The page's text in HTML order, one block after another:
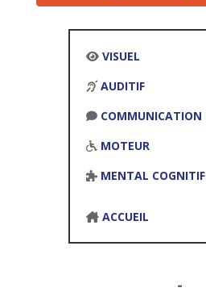
VISUEL
AUDITIF
COMMUNICATION
MOTEUR
MENTAL COGNITIF
ACCUEIL
-